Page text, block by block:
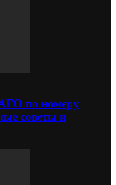
по номеру
советы и